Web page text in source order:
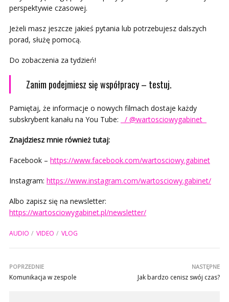
perspektywie czasowej.
Jeżeli masz jeszcze jakieś pytania lub potrzebujesz dalszych
porad, służę pomocą.
Do zobaczenia za tydzień!
Zanim podejmiesz się współpracy – testuj.
Pamiętaj, że informacje o nowych filmach dostaje każdy
subskrybent kanału na You Tube:
/ @wartosciowygabinet
Znajdziesz mnie również tutaj:
Facebook – https://www.facebook.com/wartosciowy.gabinet
Instagram: https://www.instagram.com/wartosciowy.gabinet/
Albo zapisz się na newsletter:
https://wartosciowygabinet.pl/newsletter/
AUDIO VIDEO VLOG
POPRZEDNIE
Komunikacja w zespole
NASTĘPNE
Jak bardzo cenisz swój czas?